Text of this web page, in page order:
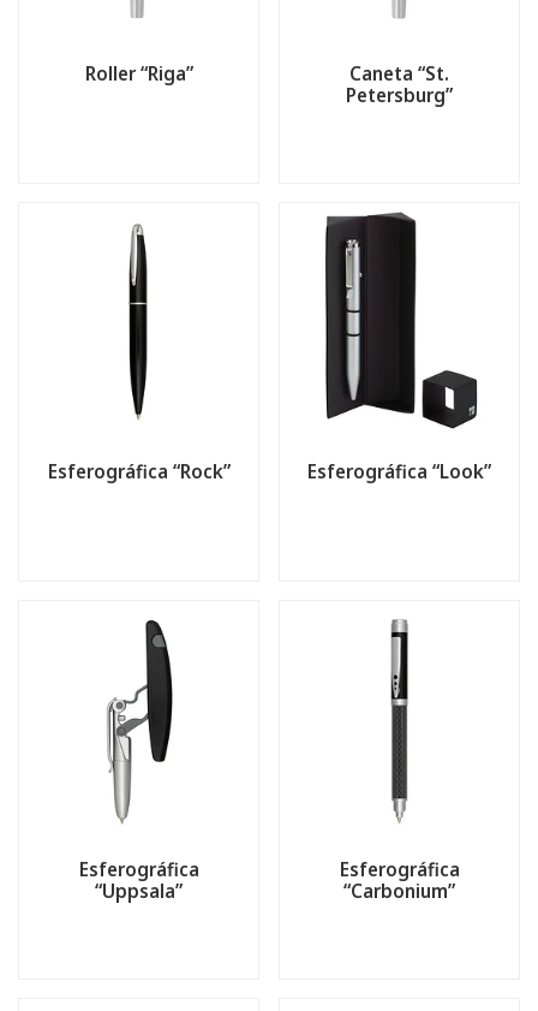
Roller “Riga”
Caneta “St.
Petersburg”
Esferográfica “Rock” Esferográfica “Look”
Esferográfica
“Uppsala”
Esferográfica
“Carbonium”